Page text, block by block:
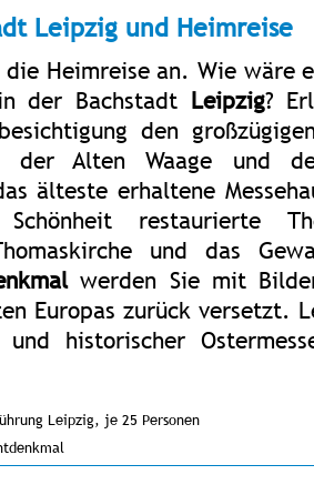
Leipzig und Heimreise
Heimreise an. Wie wäre
der Bachstadt Leipzig?
den
der Alten Waage und
älteste erhaltene
restaurierte
und das
werden Sie mit
Europas zurück versetzt.
und historischer
Leipzig, je 25 Personen